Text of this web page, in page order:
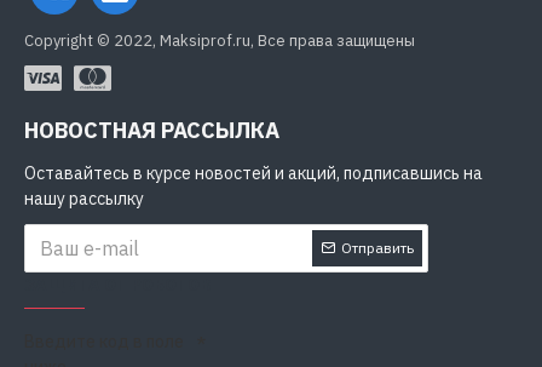
Copyright © 2022, Maksiprof.ru, Все права защищены
НОВОСТНАЯ РАССЫЛКА
Оставайтесь в курсе новостей и акций, подписавшись на
нашу рассылку
Отправить